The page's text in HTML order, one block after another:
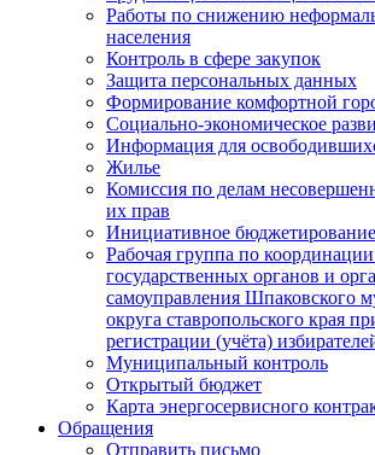
Работы по снижению
населения
Контроль в сфере закупок
Защита персональных данных
Формирование комфортной
Социально-экономическое
Информация для
Жилье
Комиссия по делам
их прав
Инициативное бюджетирование
Рабочая группа по координации
государственных органов и
самоуправления Шпаковского
округа ставропольского края
регистрации (учёта)
Муниципальный контроль
Открытый бюджет
Карта энергосервисного
Обращения
Отправить письмо